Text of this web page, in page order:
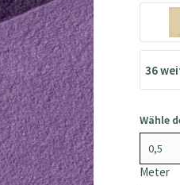
36
Wähle
Meter